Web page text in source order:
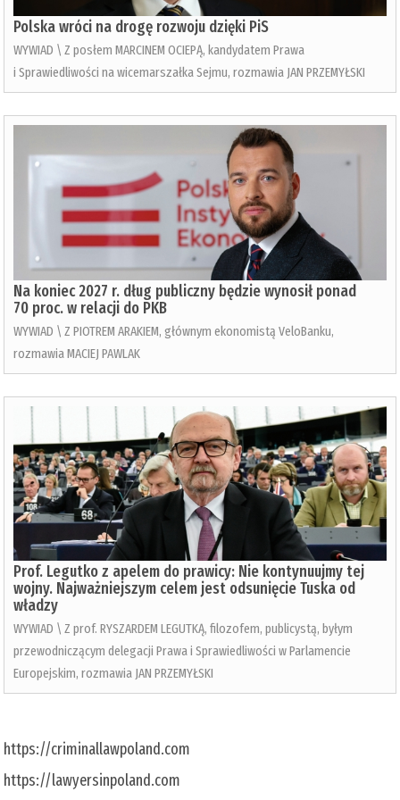
Polska wróci na drogę rozwoju dzięki PiS
WYWIAD \ Z posłem MARCINEM OCIEPĄ, kandydatem Prawa
i Sprawiedliwości na wicemarszałka Sejmu, rozmawia JAN PRZEMYŁSKI
Na koniec 2027 r. dług publiczny będzie wynosił ponad
70 proc. w relacji do PKB
WYWIAD \ Z PIOTREM ARAKIEM, głównym ekonomistą VeloBanku,
rozmawia MACIEJ PAWLAK
Prof. Legutko z apelem do prawicy: Nie kontynuujmy tej
wojny. Najważniejszym celem jest odsunięcie Tuska od
władzy
WYWIAD \ Z prof. RYSZARDEM LEGUTKĄ, filozofem, publicystą, byłym
przewodniczącym delegacji Prawa i Sprawiedliwości w Parlamencie
Europejskim, rozmawia JAN PRZEMYŁSKI
https://criminallawpoland.com
https://lawyersinpoland.com